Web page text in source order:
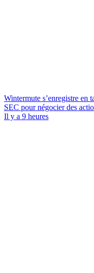
Wintermute s’enregistre en
SEC pour négocier des
Il y a 9 heures